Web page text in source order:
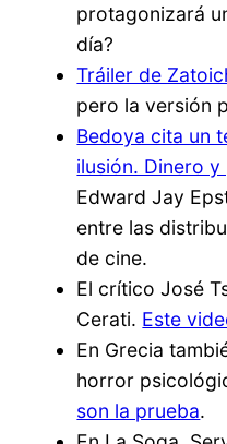
protagonizará
día?
Tráiler de
pero la versión
Bedoya cita un
ilusión. Dinero
Edward Jay
entre las
de cine.
El crítico José
Cerati. Este
En Grecia
horror
son la prueba.